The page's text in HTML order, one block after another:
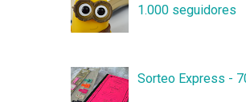
1.000 seguidores
Sorteo Express -